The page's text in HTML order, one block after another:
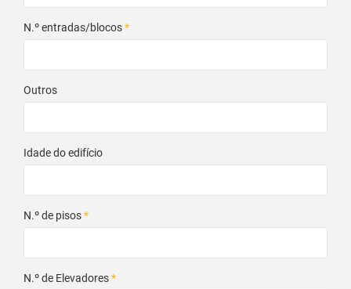
N.º entradas/blocos*
Outros
Idade do edifício
N.º de pisos*
N.º de Elevadores*